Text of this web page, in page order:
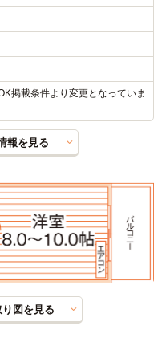
掲載条件より変更となっていま
報を見る
図を見る